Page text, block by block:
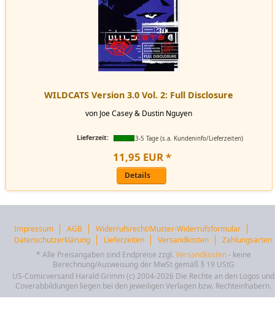
WILDCATS Version 3.0 Vol. 2: Full Disclosure
von Joe Casey & Dustin Nguyen
Lieferzeit: 3-5 Tage (s.a. Kundeninfo/Lieferzeiten)
11,95 EUR*
Details
Impressum AGB
Widerrufsrecht/Muster-Widerrufsformular
Datenschutzerklärung
Lieferzeiten Versandkosten
Zahlungsarten
* Alle Preisangaben sind Endpreise zzgl. Versandkosten- keine
Berechnung/Ausweisung der MwSt gemäß § 19 UStG
US-Comicversand Harald Grimm (c) 2004-2026 Die Rechte an den Logos und
Coverabbildungen liegen bei den jeweiligen Verlagen bzw. Rechteinhabern.